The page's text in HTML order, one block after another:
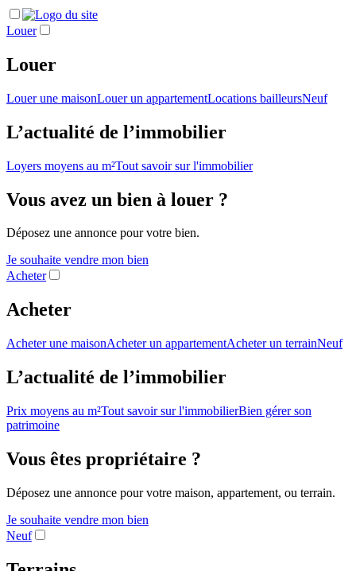
Louer
Louer
Louer une maisonLouer un appartementLocations bailleursNeuf
L’actualité de l’immobilier
Loyers moyens au m²Tout savoir sur l'immobilier
Vous avez un bien à louer ?
Déposez une annonce pour votre bien.
Je souhaite vendre mon bien
Acheter
Acheter
Acheter une maisonAcheter un appartementAcheter un terrainNeuf
L’actualité de l’immobilier
Prix moyens au m²Tout savoir sur l'immobilierBien gérer son
patrimoine
Vous êtes propriétaire ?
Déposez une annonce pour votre maison, appartement, ou terrain.
Je souhaite vendre mon bien
Neuf